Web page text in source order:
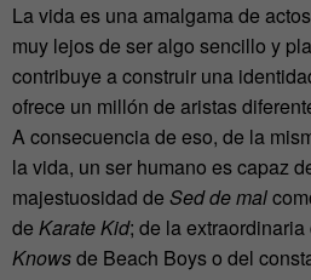
La vida es una amalgama de
muy lejos de ser algo sencillo y
contribuye a construir una
ofrece un millón de aristas
A consecuencia de eso, de la
la vida, un ser humano es capaz
majestuosidad de Sed de mal
de Karate Kid; de la
Knowsde Beach Boys o del